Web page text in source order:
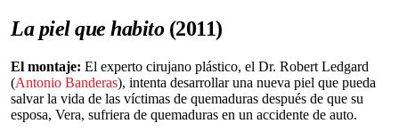
La piel que habito(2011)
El montaje: El experto cirujano plástico, el Dr. Robert Ledgard
(Antonio Banderas), intenta desarrollar una nueva piel que pueda
salvar la vida de las víctimas de quemaduras después de que su
esposa, Vera, sufriera de quemaduras en un accidente de auto.